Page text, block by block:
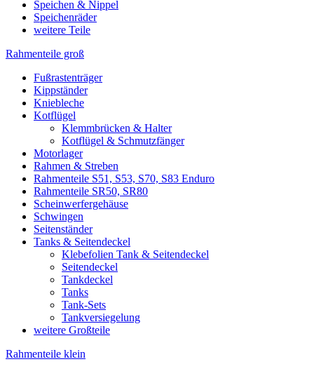
Speichen & Nippel
Speichenräder
weitere Teile
Rahmenteile groß
Fußrastenträger
Kippständer
Kniebleche
Kotflügel
Klemmbrücken & Halter
Kotflügel & Schmutzfänger
Motorlager
Rahmen & Streben
Rahmenteile S51, S53, S70, S83 Enduro
Rahmenteile SR50, SR80
Scheinwerfergehäuse
Schwingen
Seitenständer
Tanks & Seitendeckel
Klebefolien Tank & Seitendeckel
Seitendeckel
Tankdeckel
Tanks
Tank-Sets
Tankversiegelung
weitere Großteile
Rahmenteile klein